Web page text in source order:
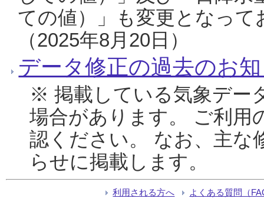
ての値）」も変更となっ
（2025年8月20日）
データ修正の過去のお
※ 掲載している気象デー
場合があります。 ご利用
認ください。 なお、主な
らせに掲載します。
利用される方へ よくある質問（